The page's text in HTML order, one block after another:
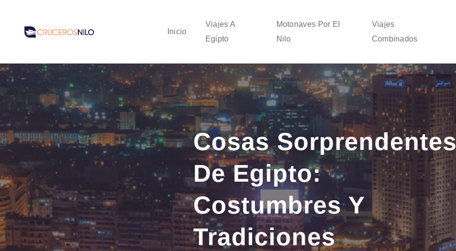
Inicio
Viajes A
Egipto
Motonaves Por El
Nilo
Viajes
Combinados
Cosas Sorprendentes
De Egipto:
Costumbres Y
Tradiciones